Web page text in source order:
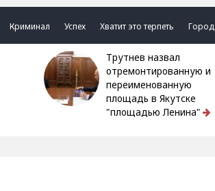
Криминал Успех Хватит это терпеть Город
Трутнев назвал
отремонтированную и
переименованную
площадь в Якутске
"площадью Ленина"